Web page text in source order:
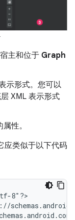
主和位于 Graph
示形式。您可以
XML 表示形式
性。
应类似于以下代码
8"?>